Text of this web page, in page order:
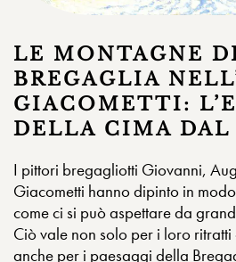
LE MONTAGNE
BREGAGLIA
GIACOMETTI:
DELLA CIMA DAL
I pittori bregagliotti Giovanni,
Giacometti hanno dipinto in
come ci si può aspettare da
Ciò vale non solo per i loro
anche per i paesaggi della